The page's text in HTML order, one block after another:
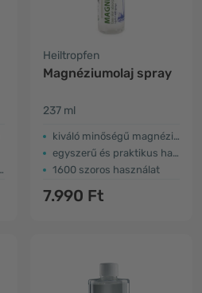
Heiltropfen
Magnéziumolaj spray
237 ml
kiváló minőségű magnéziumból
egyszerű és praktikus használat
1600 szoros használat
7.990 Ft